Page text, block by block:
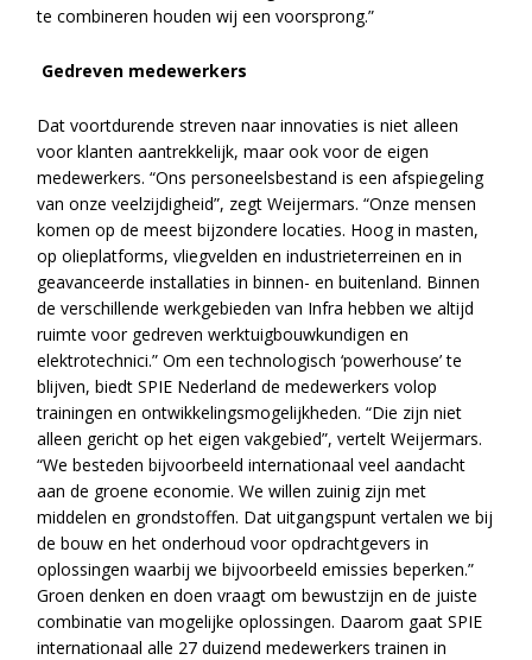
te combineren houden wij een voorsprong.”
Gedreven medewerkers
Dat voortdurende streven naar innovaties is niet alleen
voor klanten aantrekkelijk, maar ook voor de eigen
medewerkers. “Ons personeelsbestand is een afspiegeling
van onze veelzijdigheid”, zegt Weijermars. “Onze mensen
komen op de meest bijzondere locaties. Hoog in masten,
op olieplatforms, vliegvelden en industrieterreinen en in
geavanceerde installaties in binnen- en buitenland. Binnen
de verschillende werkgebieden van Infra hebben we altijd
ruimte voor gedreven werktuigbouwkundigen en
elektrotechnici.” Om een technologisch ‘powerhouse’ te
blijven, biedt SPIE Nederland de medewerkers volop
trainingen en ontwikkelingsmogelijkheden. “Die zijn niet
alleen gericht op het eigen vakgebied”, vertelt Weijermars.
“We besteden bijvoorbeeld internationaal veel aandacht
aan de groene economie. We willen zuinig zijn met
middelen en grondstoffen. Dat uitgangspunt vertalen we bij
de bouw en het onderhoud voor opdrachtgevers in
oplossingen waarbij we bijvoorbeeld emissies beperken.”
Groen denken en doen vraagt om bewustzijn en de juiste
combinatie van mogelijke oplossingen. Daarom gaat SPIE
internationaal alle 27 duizend medewerkers trainen in